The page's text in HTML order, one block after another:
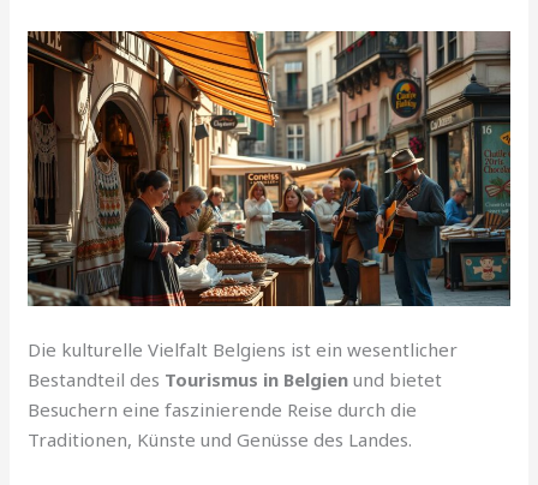
Die kulturelle Vielfalt Belgiens ist ein wesentlicher
Bestandteil des Tourismus in Belgien und bietet
Besuchern eine faszinierende Reise durch die
Traditionen, Künste und Genüsse des Landes.